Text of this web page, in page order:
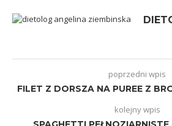
poprzedni wpis
FILET Z DORSZA NA PUREE Z
kolejny wpis